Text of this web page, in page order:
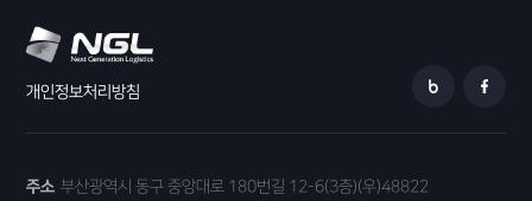
개인정보처리방침
주소 부산광역시 동구 중앙대로 180번길 12-6(3층)(우)48822